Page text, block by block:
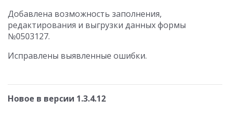
Добавлена возможность заполнения,
редактирования и выгрузки данных формы
№0503127.
Исправлены выявленные ошибки.
Новое в версии 1.3.4.12